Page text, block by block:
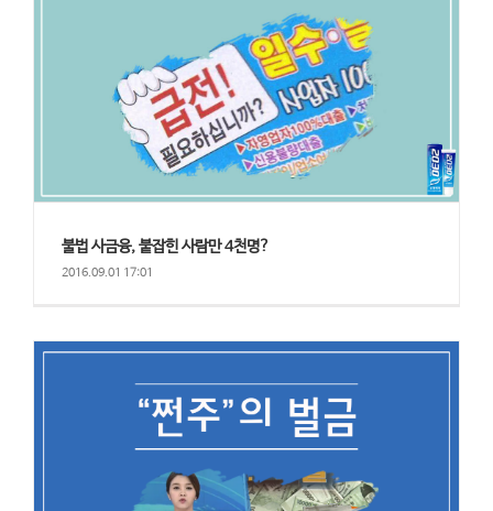
불법 사금융, 붙잡힌 사람만 4천명?
2016.09.01 17:01